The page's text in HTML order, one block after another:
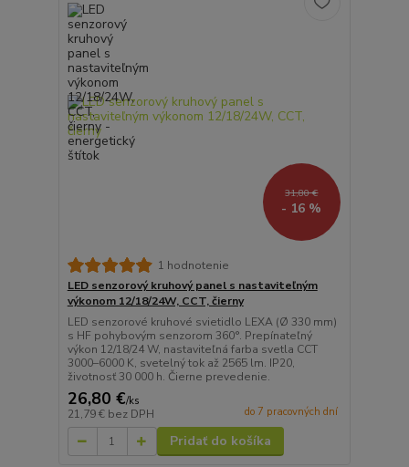
31,80 €
- 16 %
1 hodnotenie
LED senzorový kruhový panel s nastaviteľným
výkonom 12/18/24W, CCT, čierny
LED senzorové kruhové svietidlo LEXA (Ø 330 mm)
s HF pohybovým senzorom 360°. Prepínateľný
výkon 12/18/24 W, nastaviteľná farba svetla CCT
3000–6000 K, svetelný tok až 2565 lm. IP20,
životnosť 30 000 h. Čierne prevedenie.
26,80 €/ks
21,79 € bez DPH do 7 pracovných dní
Pridať do košíka